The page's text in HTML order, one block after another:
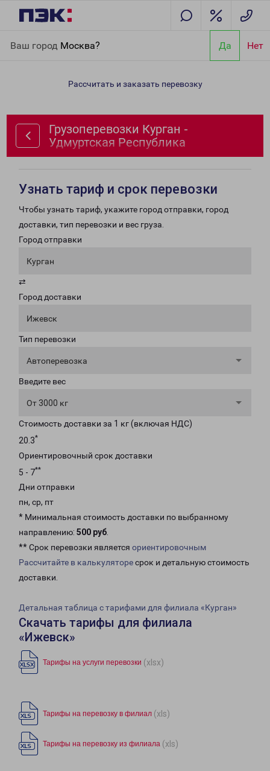
Ваш город Москва? Да Нет
Республика
Рассчитать и заказать перевозку
Грузоперевозки Курган -
Удмуртская Республика
Узнать тариф и срок перевозки
Чтобы узнать тариф, укажите город отправки, город
доставки, тип перевозки и вес груза.
Город отправки
Курган
⇄
Город доставки
Ижевск
Тип перевозки
Автоперевозка
Введите вес
От 3000 кг
Стоимость доставки за 1 кг (включая НДС)
20.3*
Ориентировочный срок доставки
5 - 7**
Дни отправки
пн, ср, пт
* Минимальная стоимость доставки по выбранному
направлению: 500 руб.
** Срок перевозки является ориентировочным
Рассчитайте в калькуляторесрок и детальную стоимость
доставки.
Детальная таблица с тарифами для филиала «Курган»
Скачать тарифы для филиала
«Ижевск»
Тарифы на услуги перевозки (xlsx)
Тарифы на перевозку в филиал (xls)
Тарифы на перевозку из филиала (xls)